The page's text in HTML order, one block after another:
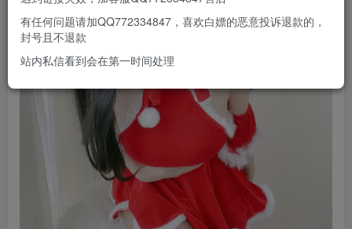
有任何问题请加QQ772334847，喜欢白嫖的恶意投诉退款的，
封号且不退款
站内私信看到会在第一时间处理